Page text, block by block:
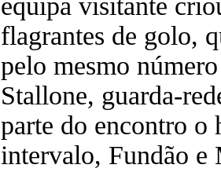
equipa visitante
flagrantes de golo,
pelo mesmo
Stallone, guarda-
parte do encontro
intervalo, Fundão e